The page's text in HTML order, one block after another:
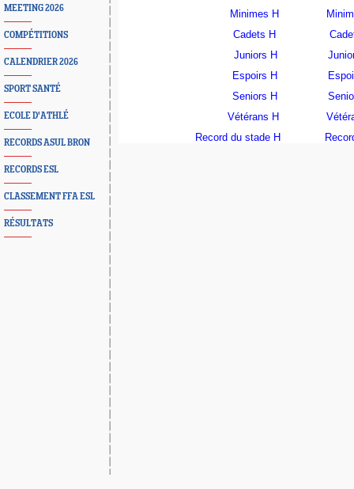
MEETING 2026
COMPÉTITIONS
CALENDRIER 2026
SPORT SANTÉ
ECOLE D'ATHLÉ
RECORDS ASUL BRON
RECORDS ESL
CLASSEMENT FFA ESL
RÉSULTATS
Minimes H
Cadets H
Juniors H
Espoirs H
Seniors H
Vétérans H
Record du stade H